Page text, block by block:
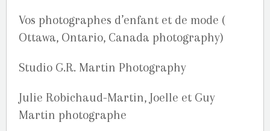
Vos photographes d’enfant et de mode (
Ottawa, Ontario, Canada photography)
Studio G.R. Martin Photography
Julie Robichaud-Martin, Joelle et Guy
Martin photographe